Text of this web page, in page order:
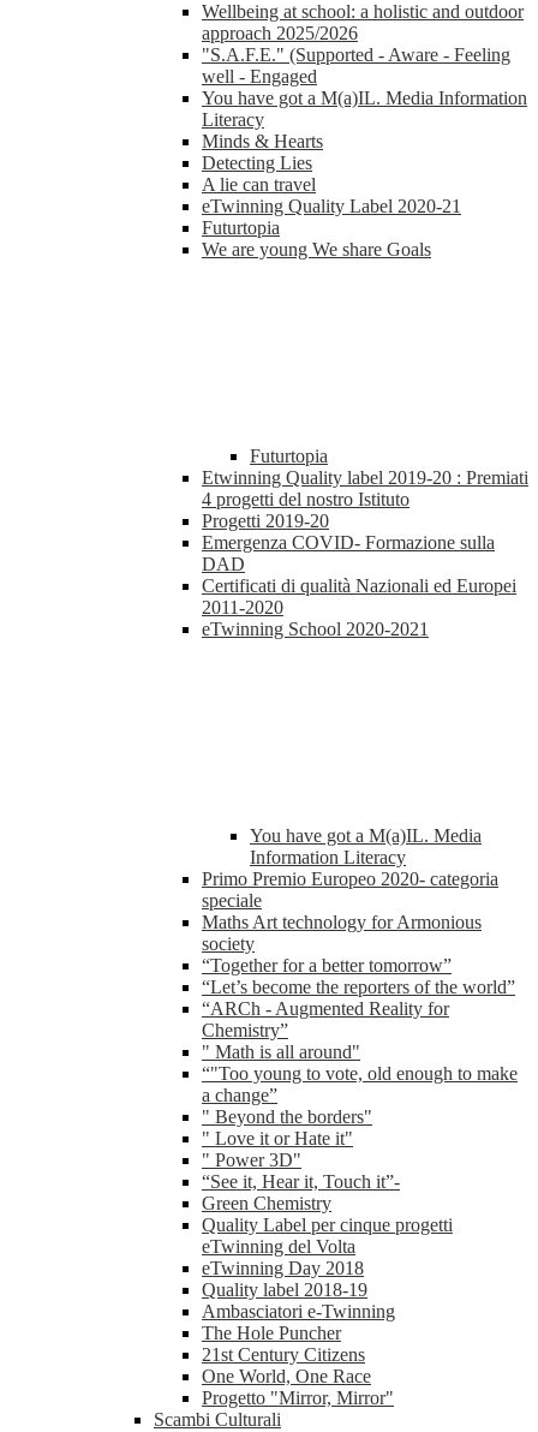
Wellbeing at school: a holistic and outdoor
approach 2025/2026
"S.A.F.E." (Supported - Aware - Feeling
well - Engaged
You have got a M(a)IL. Media Information
Literacy
Minds & Hearts
Detecting Lies
A lie can travel
eTwinning Quality Label 2020-21
Futurtopia
We are young We share Goals
Futurtopia
Etwinning Quality label 2019-20 : Premiati
4 progetti del nostro Istituto
Progetti 2019-20
Emergenza COVID- Formazione sulla
DAD
Certificati di qualità Nazionali ed Europei
2011-2020
eTwinning School 2020-2021
You have got a M(a)IL. Media
Information Literacy
Primo Premio Europeo 2020- categoria
speciale
Maths Art technology for Armonious
society
“Together for a better tomorrow”
“Let’s become the reporters of the world”
“ARCh - Augmented Reality for
Chemistry”
" Math is all around"
“"Too young to vote, old enough to make
a change”
" Beyond the borders"
" Love it or Hate it"
" Power 3D"
“See it, Hear it, Touch it”-
Green Chemistry
Quality Label per cinque progetti
eTwinning del Volta
eTwinning Day 2018
Quality label 2018-19
Ambasciatori e-Twinning
The Hole Puncher
21st Century Citizens
One World, One Race
Progetto "Mirror, Mirror"
Scambi Culturali